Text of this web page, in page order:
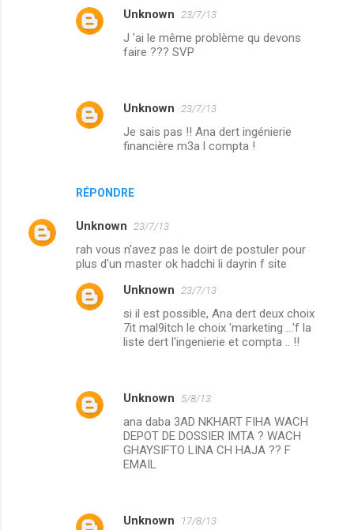
RÉPONDRE
Unknown 23/7/13
J 'ai le même problème qu devons
faire ??? SVP
Unknown 23/7/13
Je sais pas !! Ana dert ingénierie
financière m3a l compta !
Unknown 23/7/13
rah vous n'avez pas le doirt de postuler pour
plus d'un master ok hadchi li dayrin f site
Unknown
23/7/13
si il est possible, Ana dert deux choix
7it mal9itch le choix 'marketing ...'f la
liste dert l'ingenierie et compta .. !!
Unknown 5/8/13
ana daba 3AD NKHART FIHA WACH
DEPOT DE DOSSIER IMTA ? WACH
GHAYSIFTO LINA CH HAJA ?? F
EMAIL
Unknown 17/8/13